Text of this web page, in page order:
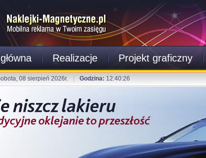
Realizacje Projekt graficzny
08 sierpień 2026r. Godzina: 12:40:27